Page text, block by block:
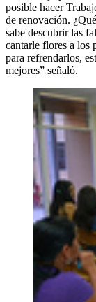
posible hacer
de renovación.
sabe descubrir las
cantarle flores a los
para refrendarlos,
mejores” señaló.